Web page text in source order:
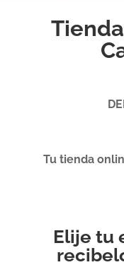
Tu tienda
Elije tu